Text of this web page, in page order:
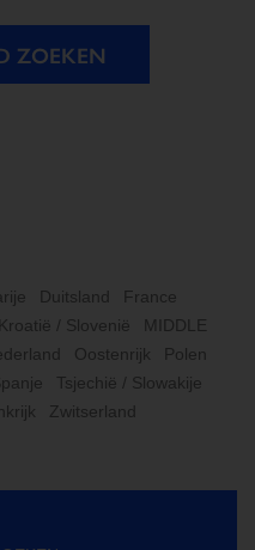
ZOEKEN
Duitsland
France
Kroatië / Slovenië
MIDDLE
Oostenrijk
Polen
Tsjechië / Slowakije
Zwitserland